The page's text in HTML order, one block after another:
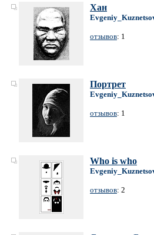
Хан
отзывов: 1
Портрет
отзывов: 1
Who is who
отзывов: 2